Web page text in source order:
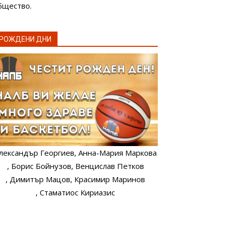
ДНИ
Георгиев, Анна-Мария Маркова
, Борис Бойнузов, Венцислав Петков
, Димитър Мацов, Красимир Маринов
, Стаматиос Кириазис